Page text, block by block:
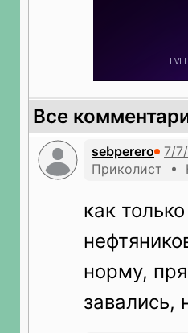
Все
sebperero
Приколист •
как
норму,
завались,